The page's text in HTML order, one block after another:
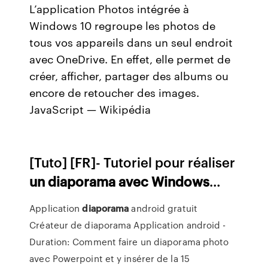
L’application Photos intégrée à
Windows 10 regroupe les photos de
tous vos appareils dans un seul endroit
avec OneDrive. En effet, elle permet de
créer, afficher, partager des albums ou
encore de retoucher des images.
JavaScript — Wikipédia
[Tuto] [FR]- Tutoriel pour réaliser
undiaporamaavecWindows…
Applicationdiaporamaandroid gratuit
Créateur de diaporama Application android -
Duration: Comment faire un diaporama photo
avec Powerpoint et y insérer de la 15